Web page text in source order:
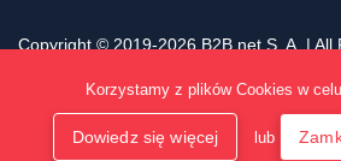
Copyright © 2019-2026 B2B.net S. A. | All
Korzystamy z plików Cookies w
Dowiedz się więcej lub